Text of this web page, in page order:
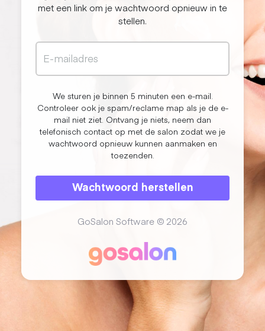
met een link om je wachtwoord opnieuw in te
stellen.
E-mailadres
We sturen je binnen 5 minuten een e-mail.
Controleer ook je spam/reclame map als je de e-
mail niet ziet. Ontvang je niets, neem dan
telefonisch contact op met de salon zodat we je
wachtwoord opnieuw kunnen aanmaken en
toezenden.
Wachtwoord herstellen
GoSalon Software © 2026